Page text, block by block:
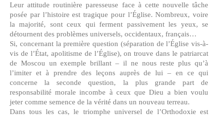
Leur attitude routinière paresseuse face à cette nouvelle tâche
posée par l’histoire est tragique pour l’Église. Nombreux, voire
la majorité, sont ceux qui ferment passivement les yeux, se
détournent des problèmes universels, occidentaux, français…
Si, concernant la première question (séparation de l’Église vis-à-
vis de l’État, apolitisme de l’Église), on trouve dans le patriarcat
de Moscou un exemple brillant – il ne nous reste plus qu’à
l’imiter et à prendre des leçons auprès de lui – en ce qui
concerne la seconde question, la plus grande part de
responsabilité morale incombe à ceux que Dieu a bien voulu
jeter comme semence de la vérité dans un nouveau terreau.
Dans tous les cas, le triomphe universel de l’Orthodoxie est